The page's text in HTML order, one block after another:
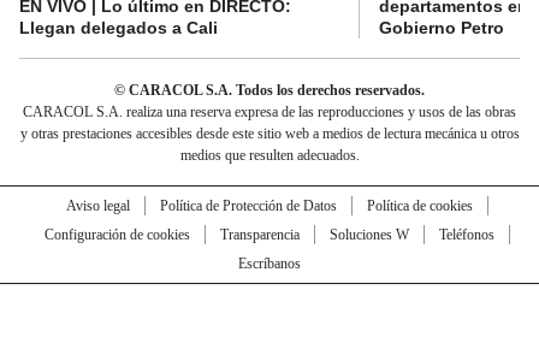
EN VIVO | Lo último en DIRECTO:
Llegan delegados a Cali
departamentos en
Gobierno Petro
© CARACOL S.A. Todos los derechos reservados.
CARACOL S.A. realiza una reserva expresa de las reproducciones y usos de las obras
y otras prestaciones accesibles desde este sitio web a medios de lectura mecánica u otros
medios que resulten adecuados.
Aviso legal Política de Protección de Datos
Política de cookies
Configuración de cookies
Transparencia Soluciones W
Teléfonos
Escríbanos